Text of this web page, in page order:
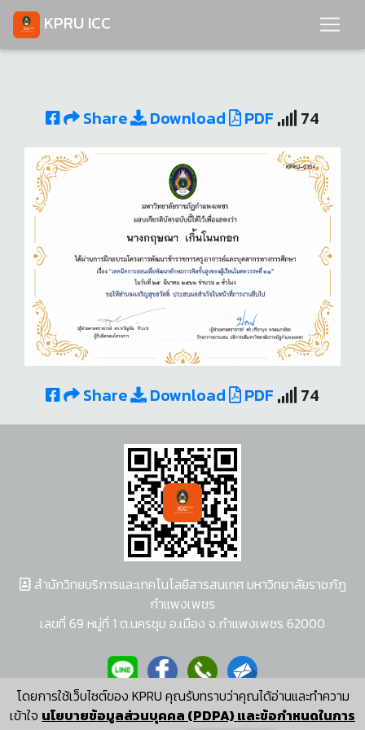
KPRU ICC
Share Download PDF 74
Share Download PDF 74
โดยการใช้เว็บไซต์ของ KPRU คุณรับทราบว่าคุณได้อ่านและทำความ
เข้าใจ นโยบายข้อมูลส่วนบุคคล (PDPA) และข้อกำหนดในการ
สำนักวิทยบริการและเทคโนโลยีสารสนเทศ มหาวิทยาลัยราชภัฏ
กำแพงเพชร
เลขที่ 69 หมู่ที่ 1 ต.นครชุม อ.เมือง จ.กำแพงเพชร 62000
ผู้พัฒนาระบบ อนุชา พวงผกา